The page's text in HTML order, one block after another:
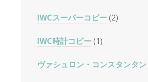
IWCスーパーコピー(2)
IWC時計コピー(1)
ヴァシュロン・コンスタンタン